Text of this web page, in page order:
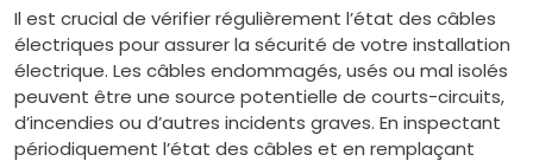
Il est crucial de vérifier régulièrement l’état des câbles
électriques pour assurer la sécurité de votre installation
électrique. Les câbles endommagés, usés ou mal isolés
peuvent être une source potentielle de courts-circuits,
d’incendies ou d’autres incidents graves. En inspectant
périodiquement l’état des câbles et en remplaçant